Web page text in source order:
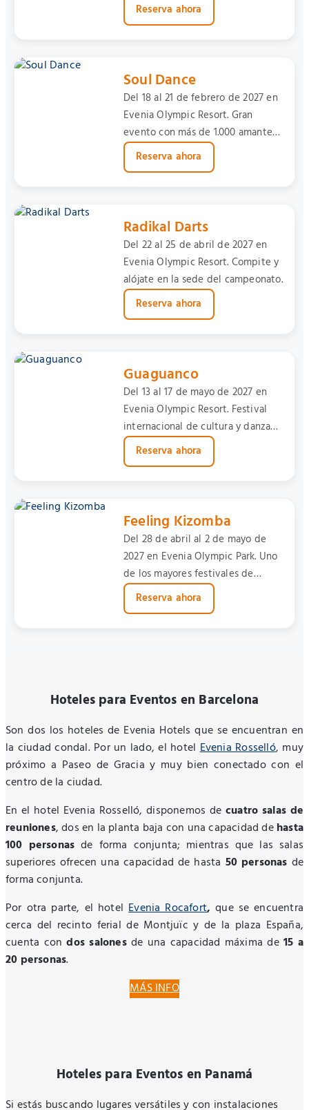
Reserva ahora
Soul Dance
Del 18 al 21 de febrero de 2027 en
Evenia Olympic Resort. Gran
evento con más de 1.000 amantes
del baile.
Reserva ahora
Radikal Darts
Del 22 al 25 de abril de 2027 en
Evenia Olympic Resort. Compite y
alójate en la sede del campeonato.
Reserva ahora
Guaguanco
Del 13 al 17 de mayo de 2027 en
Evenia Olympic Resort. Festival
internacional de cultura y danza
afrocubana.
Reserva ahora
Feeling Kizomba
Del 28 de abril al 2 de mayo de
2027 en Evenia Olympic Park. Uno
de los mayores festivales de
Kizomba de Europa.
Reserva ahora
Hoteles para Eventos en Barcelona
Son dos los hoteles de Evenia Hotels que se encuentran en
la ciudad condal. Por un lado, el hotelEvenia Rosselló, muy
próximo a Paseo de Gracia y muy bien conectado con el
centro de la ciudad.
En el hotel Evenia Rosselló, disponemos decuatro salas de
reuniones, dos en la planta baja con una capacidad dehasta
100 personas de forma conjunta; mientras que las salas
superiores ofrecen una capacidad de hasta 50 personas de
forma conjunta.
Por otra parte, el hotelEvenia Rocafort, que se encuentra
cerca del recinto ferial de Montjuïc y de la plaza España,
cuenta condos salonesde una capacidad máxima de15 a
20 personas.
MÁS INFO
Hoteles para Eventos en Panamá
Si estás buscando lugares versátiles y con instalaciones